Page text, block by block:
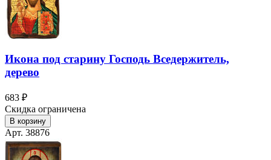
Икона под старину Господь Вседержитель,
дерево
683 ₽
Скидка ограничена
В корзину
Арт. 38876